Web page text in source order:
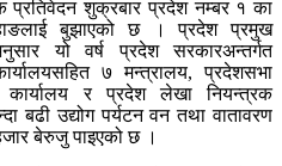
प्रतिवेदन शुक्रबार प्रदेश नम्बर १ का
बुझाएको छ । प्रदेश प्रमुख
यो वर्ष प्रदेश सरकारअन्तर्गत
७ मन्त्रालय, प्रदेशसभा
कार्यालय र प्रदेश लेखा नियन्त्रक
बढी उद्योग पर्यटन वन तथा वातावरण
बेरुजु पाइएको छ ।